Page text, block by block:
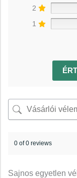
2
1
0 of 0 reviews
Sajnos egyetlen